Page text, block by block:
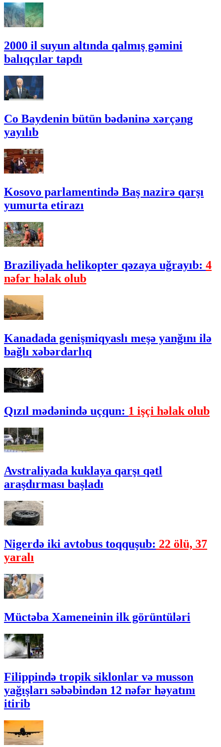
2000 il suyun altında qalmış gəmini
balıqçılar tapdı
Co Baydenin bütün bədəninə xərçəng
yayılıb
Kosovo parlamentində Baş nazirə qarşı
yumurta etirazı
Braziliyada helikopter qəzaya uğrayıb: 4
nəfər həlak olub
Kanadada genişmiqyaslı meşə yanğını ilə
bağlı xəbərdarlıq
Qızıl mədənində uçqun: 1 işçi həlak olub
Avstraliyada kuklaya qarşı qətl
araşdırması başladı
Nigerdə ​​iki avtobus toqquşub: 22 ölü, 37
yaralı
Müctəba Xameneinin ilk görüntüləri
Filippində tropik siklonlar və musson
yağışları səbəbindən 12 nəfər həyatını
itirib